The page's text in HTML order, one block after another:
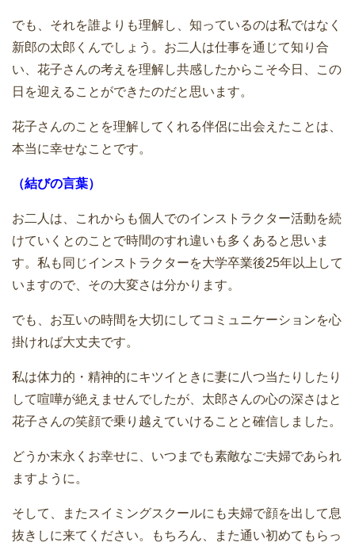
でも、それを誰よりも理解し、知っているのは私ではなく
新郎の太郎くんでしょう。お二人は仕事を通じて知り合
い、花子さんの考えを理解し共感したからこそ今日、この
日を迎えることができたのだと思います。
花子さんのことを理解してくれる伴侶に出会えたことは、
本当に幸せなことです。
（結びの言葉）
お二人は、これからも個人でのインストラクター活動を続
けていくとのことで時間のすれ違いも多くあると思いま
す。私も同じインストラクターを大学卒業後25年以上して
いますので、その大変さは分かります。
でも、お互いの時間を大切にしてコミュニケーションを心
掛ければ大丈夫です。
私は体力的・精神的にキツイときに妻に八つ当たりしたり
して喧嘩が絶えませんでしたが、太郎さんの心の深さはと
花子さんの笑顔で乗り越えていけることと確信しました。
どうか末永くお幸せに、いつまでも素敵なご夫婦であられ
ますように。
そして、またスイミングスクールにも夫婦で顔を出して息
抜きしに来てください。もちろん、また通い初めてもらっ